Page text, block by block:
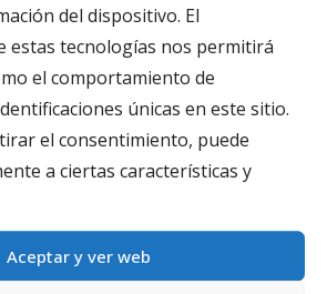
del dispositivo. El
estas tecnologías nos permitirá
el comportamiento de
únicas en este sitio.
el consentimiento, puede
a ciertas características y
Aceptar y ver web
y Prosperar Durante 20 Años
a Domicilio
Rodríguez-Sierra, de TRAK